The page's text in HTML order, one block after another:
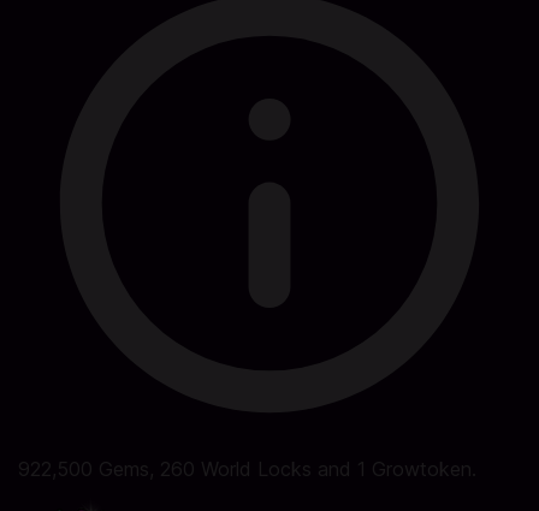
922,500 Gems, 260 World Locks and 1 Growtoken.